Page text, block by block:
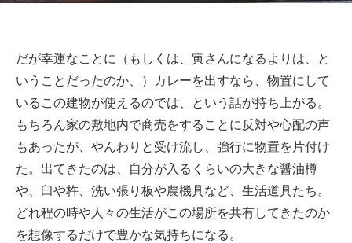
だが幸運なことに（もしくは、寅さんになるよりは、と
いうことだったのか、）カレーを出すなら、物置にして
いるこの建物が使えるのでは、という話が持ち上がる。
もちろん家の敷地内で商売をすることに反対や心配の声
もあったが、やんわりと受け流し、強行に物置を片付け
た。出てきたのは、自分が入るくらいの大きな醤油樽
や、臼や杵、洗い張り板や農機具など、生活道具たち。
どれ程の時や人々の生活がこの場所を共有してきたのか
を想像するだけで豊かな気持ちになる。